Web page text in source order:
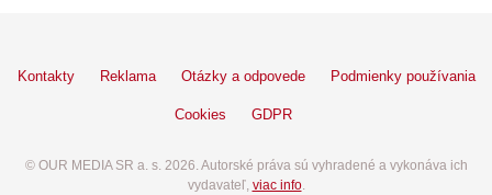
Kontakty Reklama Otázky a odpovede Podmienky používania
Cookies GDPR
© OUR MEDIA SR a. s. 2026. Autorské práva sú vyhradené a vykonáva ich
vydavateľ, viac info.